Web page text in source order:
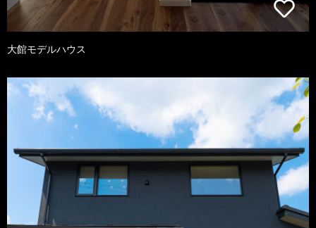
大館モデルハウス